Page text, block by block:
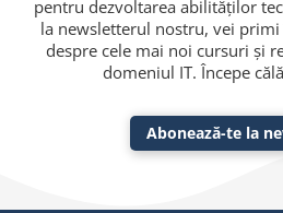
pentru dezvoltarea abilităților
la newsletterul nostru, vei
despre cele mai noi cursuri și
domeniul IT. Începe
Abonează-te la